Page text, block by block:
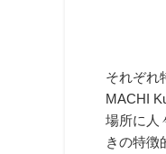
それぞれ
MACHI
場所に人
きの特徴